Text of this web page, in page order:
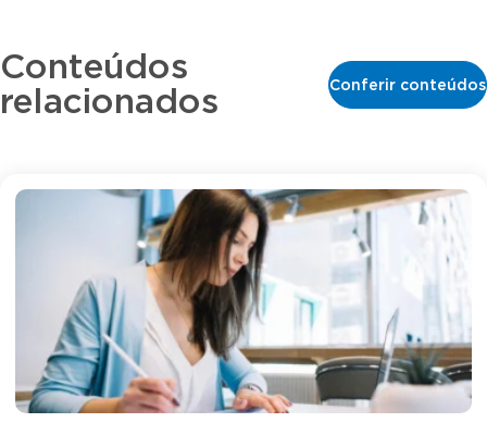
Conteúdos
relacionados
Conferir conteúdos